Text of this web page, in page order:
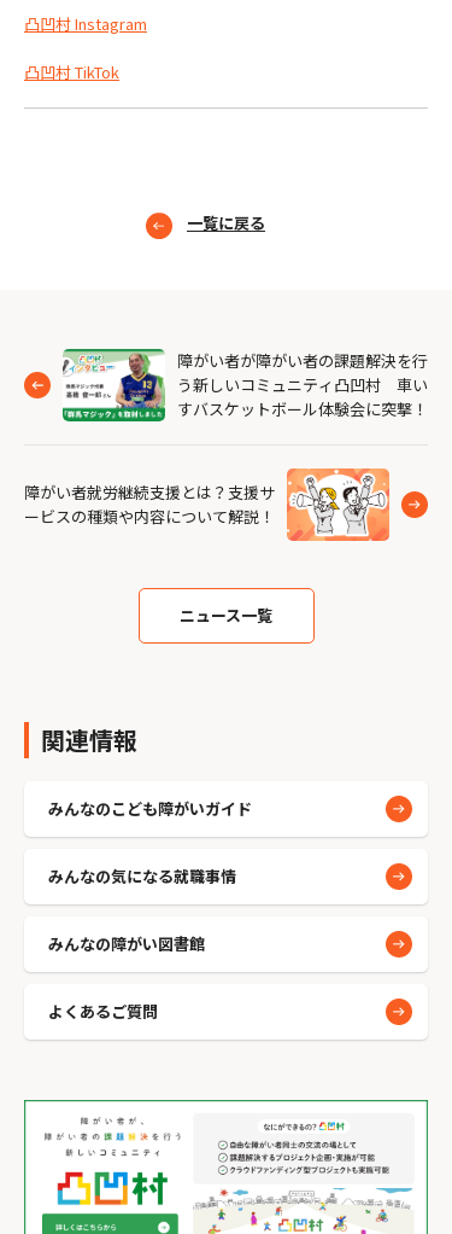
凸凹村 Instagram
凸凹村 TikTok
一覧に戻る
障がい者が障がい者の課題解決を行
う新しいコミュニティ凸凹村 車い
すバスケットボール体験会に突撃！
ニュース一覧
障がい者就労継続支援とは？支援サ
ービスの種類や内容について解説！
関連情報
みんなのこども障がいガイド
みんなの気になる就職事情
みんなの障がい図書館
よくあるご質問